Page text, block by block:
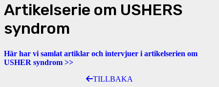
Artikelserie om USHERS
syndrom
Här har vi samlat artiklar och intervjuer i artikelserien om
USHER syndrom >>
TILLBAKA